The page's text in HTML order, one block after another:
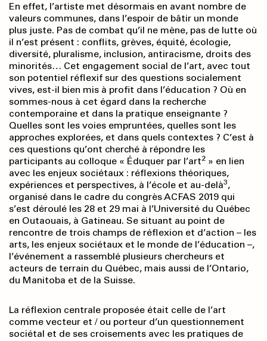
En effet, l’artiste met désormais en avant nombre de
valeurs communes, dans l’espoir de bâtir un monde
plus juste. Pas de combat qu’il ne mène, pas de lutte où
il n’est présent : conflits, grèves, équité, écologie,
diversité, pluralisme, inclusion, antiracisme, droits des
minorités… Cet engagement social de l’art, avec tout
son potentiel réflexif sur des questions socialement
vives, est-il bien mis à profit dans l’éducation ? Où en
sommes-nous à cet égard dans la recherche
contemporaine et dans la pratique enseignante ?
Quelles sont les voies empruntées, quelles sont les
approches explorées, et dans quels contextes ? C’est à
ces questions qu’ont cherché à répondre les
participants au colloque « Éduquer par l’art2 » en lien
avec les enjeux sociétaux : réflexions théoriques,
expériences et perspectives, à l’école et au-delà3,
organisé dans le cadre du congrès ACFAS 2019 qui
s’est déroulé les 28 et 29 mai à l’Université du Québec
en Outaouais, à Gatineau. Se situant au point de
rencontre de trois champs de réflexion et d’action – les
arts, les enjeux sociétaux et le monde de l’éducation –,
l’événement a rassemblé plusieurs chercheurs et
acteurs de terrain du Québec, mais aussi de l’Ontario,
du Manitoba et de la Suisse.
La réflexion centrale proposée était celle de l’art
comme vecteur et / ou porteur d’un questionnement
sociétal et de ses croisements avec les pratiques de